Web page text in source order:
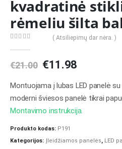
kvadratinė
rėmeliu šilta
( Atsiliepimų dar nėra. )
€21.00 Original
was:
€21.00.
€11.98Current
is:
€11.98.
Montuojama į lubas LED panelė
moderni šviesos panelė tikrai
Montavimo instrukcija.
Produkto kodas: P191
Kategorijos: Įleidžiamos panelės, LED